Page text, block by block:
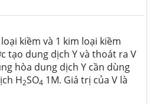
kiềm và 1 kim loại kiềm
tạo dung dịch Y và thoát ra V
hòa dung dịch Y cần dùng
H2SO4 1M. Giá trị của V là